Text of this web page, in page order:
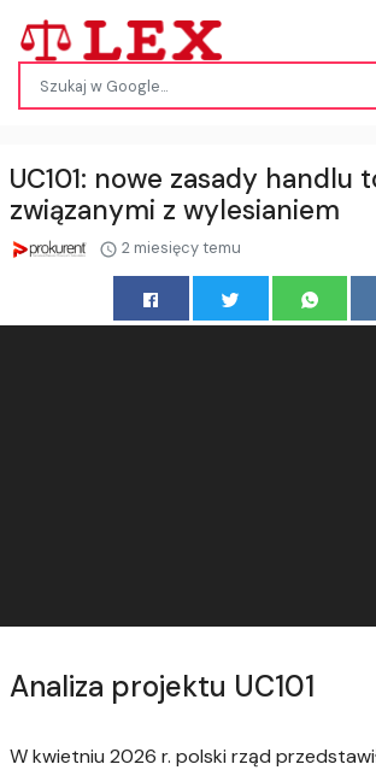
UC101: nowe zasady handlu
związanymi z wylesianiem
2 miesięcy temu
Analiza projektu UC101
W kwietniu 2026 r. polski rząd